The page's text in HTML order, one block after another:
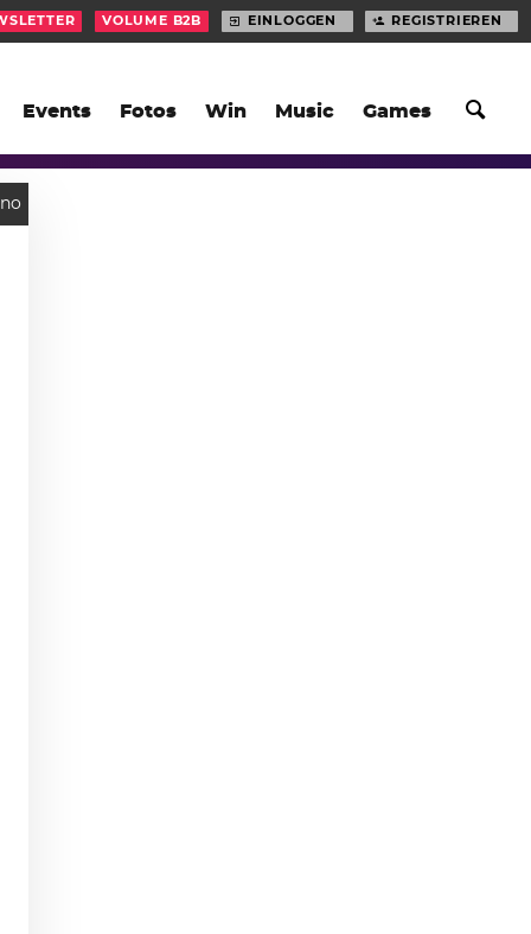
Events Fotos Win Music Games
VOLUME B2B EINLOGGEN REGISTRIEREN